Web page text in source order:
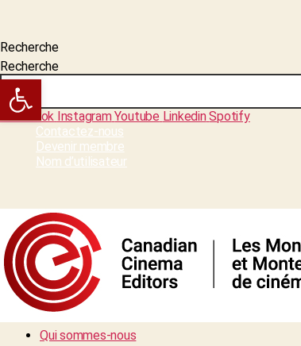
Recherche
Recherche
Facebook InstagramYoutube LinkedinSpotify
Contactez-nous
Devenir membre
Nom d’utilisateur
Qui sommes-nous